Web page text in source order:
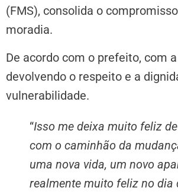
(FMS), consolida o
moradia.
De acordo com o prefeito, com
devolvendo o respeito e a
vulnerabilidade.
“Isso me deixa muito feliz
com o caminhão da
uma nova vida, um novo
realmente muito feliz no dia